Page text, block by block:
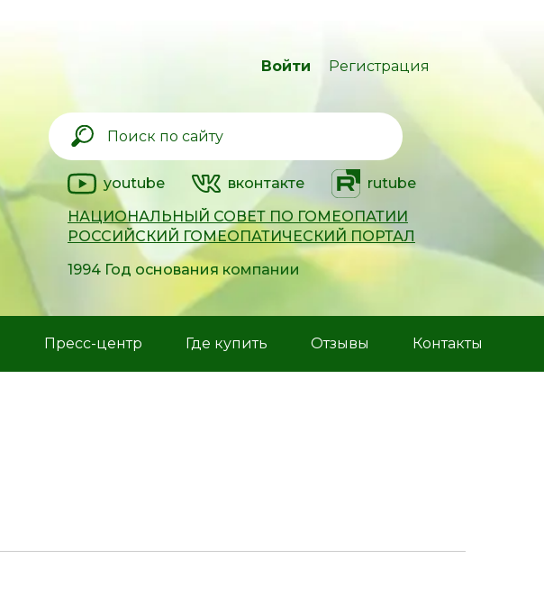
Войти Регистрация
youtube вконтакте
rutube
НАЦИОНАЛЬНЫЙ СОВЕТ ПО ГОМЕОПАТИИ
РОССИЙСКИЙ ГОМЕОПАТИЧЕСКИЙ ПОРТАЛ
1994 Год основания компании
Пресс-центр Где купить Отзывы Контакты